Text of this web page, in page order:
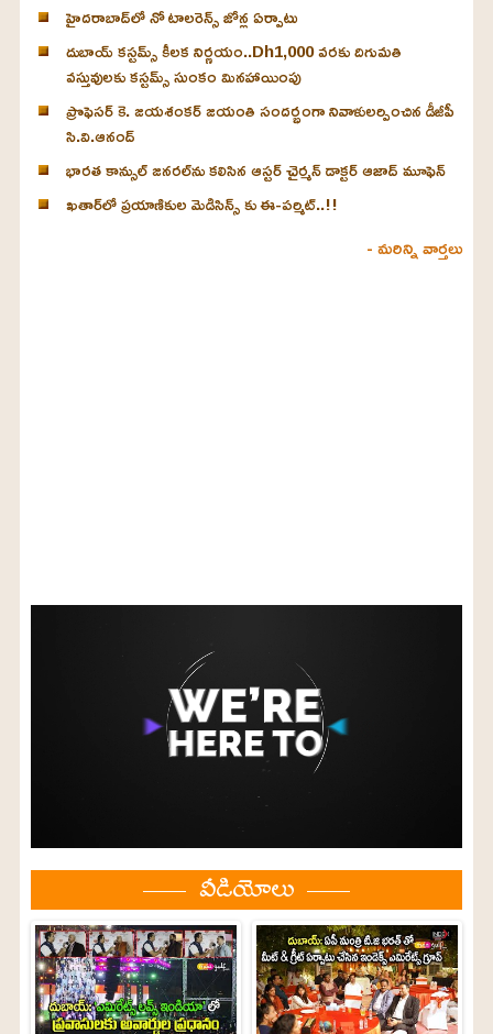
హైదరాబాద్‌లో నో టాలరెన్స్ జోన్ల ఏర్పాటు
దుబాయ్ కస్టమ్స్ కీలక నిర్ణయం..Dh1,000 వరకు దిగుమతి
వస్తువులకు కస్టమ్స్ సుంకం మినహాయింపు
ప్రొఫెసర్ కె. జయశంకర్ జయంతి సందర్భంగా నివాళులర్పించిన డీజీపీ
సి.వి.ఆనంద్
భారత కాన్సుల్ జనరల్‌ను కలిసిన ఆస్టర్ చైర్మన్ డాక్టర్ ఆజాద్ మూఫెన్
ఖతార్‌లో ప్రయాణికుల మెడిసిన్స్ కు ఈ-పర్మిట్..!!
- మరిన్ని వార్తలు
వీడియోలు